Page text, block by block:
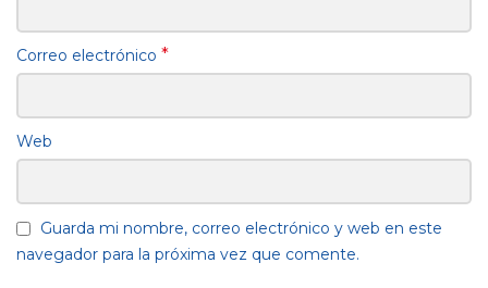
Correo electrónico *
Web
Guarda mi nombre, correo electrónico y web en este
navegador para la próxima vez que comente.